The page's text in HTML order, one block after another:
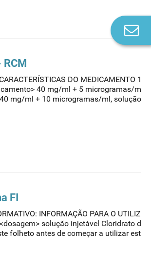
DO MEDICAMENTO 1.
40 mg/ml + 5 microgramas/ml,
mg/ml + 10 microgramas/ml, solução..."
FI
INFORMAÇÃO PARA O
solução injetável Cloridrato de
folheto antes de começar a utilizar